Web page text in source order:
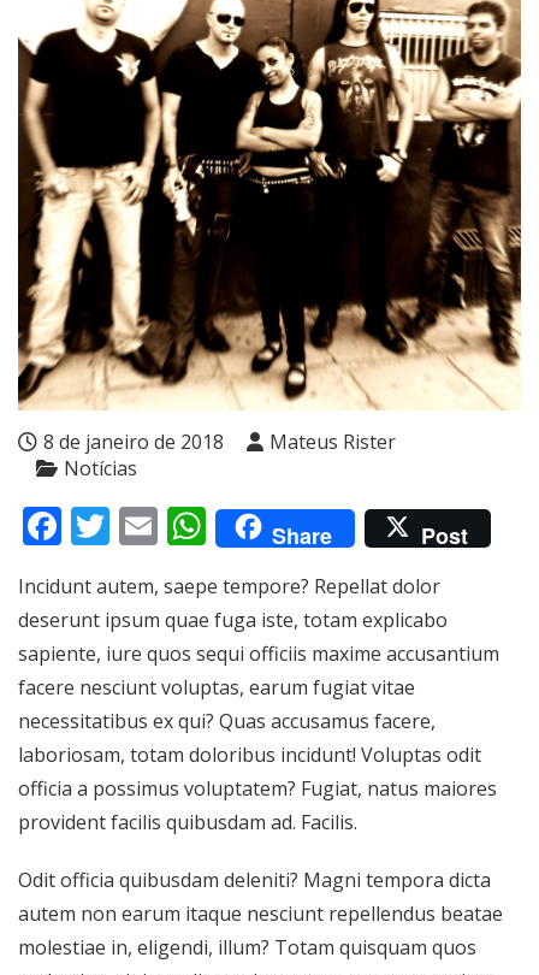
8 de janeiro de 2018
Mateus Rister
Notícias
Facebook
Twitter
EmailWhatsApp
Share Post
Incidunt autem, saepe tempore? Repellat dolor
deserunt ipsum quae fuga iste, totam explicabo
sapiente, iure quos sequi officiis maxime accusantium
facere nesciunt voluptas, earum fugiat vitae
necessitatibus ex qui? Quas accusamus facere,
laboriosam, totam doloribus incidunt! Voluptas odit
officia a possimus voluptatem? Fugiat, natus maiores
provident facilis quibusdam ad. Facilis.
Odit officia quibusdam deleniti? Magni tempora dicta
autem non earum itaque nesciunt repellendus beatae
molestiae in, eligendi, illum? Totam quisquam quos